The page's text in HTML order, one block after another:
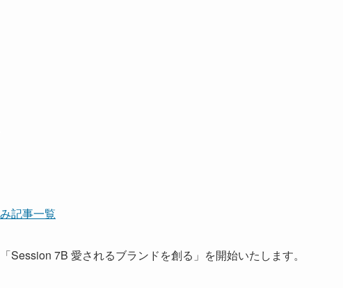
記事一覧
7B 愛されるブランドを創る」を開始いたします。